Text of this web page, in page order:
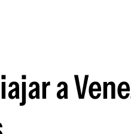
a